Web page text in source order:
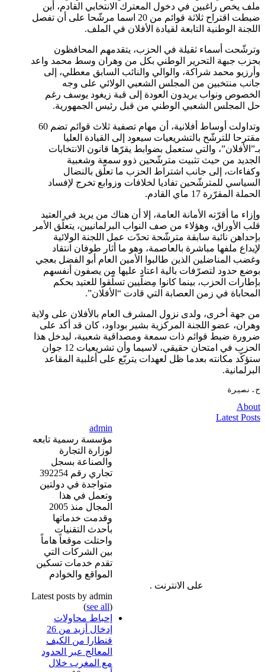
ملف يخص راغبين في دخول المعترك الانتخابي القادم، أين
ضبطت اقتراح ثلاثة قوائم من 20 اسما مرشّحا على أن تفصل
اللجنة الوطنية التابعة لقيادة الأفلان في الملف.
وترشّحت أسماء ثقيلة في الحزب، يتقدمهم المحافظون
بحزب جبهة التحرير الوطني بكل من وهران وسط محمد واعد
وأرزيو محمد شراكة، والوالي والنائب السابق معطلي، إلى
جانب منتخبين من المجلس الشعبي الولائي على وجه
الخصوص ونواب يريدون العودة إلى قبة زيغود يوسف رغم
حل المجلس الشعبي الوطني من قبل رئيس الجمهورية.
وتداولت أوساط أفلانية، أن مهام تصفية ثلاث قوائم تضم 60
مقترحا للترشّح بالتشريعيات سيعود إلى القيادة العليا
بـ”الأفلان”، والتي ستعمل بضوابط يقرّها قانون الانتخابات
الجديد من حيث تثبيت مترشّحين ذوو سمعة وشعبية
وكفاءات، إلى جانب اشتراط الحزب ما تعلّق بالنضال
السياسي للمترشّحين تفاديا لخلافات وزوابع تخرج لإفساد
الحملة المقرّرة 17 ماي القادم.
وإزاء ما أقرّته الأمانة العامة، إلا أن هناك من يريد في العتيد
قلب الأوراق، وهؤلاء من صف النواب البرلمانيين، يتعلّق الأمر
بإحداهن نائبة سابقة مترشّحة تحدّت عمل اللجنة الولائية
لإيداع ملفها مباشرة بالعاصمة، وهو ما أثار طوفان انتقاد
وغضب المناضلين الذين طالبوا الأمين العام أبو الفضل بعجي
بوضع حدود لتصرّفات بالية اعتاد عليها من يصفون أنفسهم
بإطارات الحزب، بينما كانوا مِضلّيين تسلّقوا للعتيد بحكم
المحاباة في زمن العصابة التي قادت “الأفلان”.
من جهة أخرى، ولدى نزول المشرف العام بالأفلان على ولاية
وهران، عضو اللجنة المركزية بشير بوداود، كان قد أكد على
ضرورة ضبط قوائم ذات سمعة ومصداقية شعبية، ليدخل هذا
الحزب في امتحان حقيقي، لاسيما وأن تشريعيات 12 جوان
ستؤكّد مكانته بعدما ظل لعهدات يتربّع على أغلبية المقاعد
البرلمانية.
ح.نصيرة
About
Latest Posts
admin
مؤسسة رسمية تابعه
لوزارة التجارة
والصناعة بسجل
تجاري رقم 392254
متواجدة في دولتين
وتعمل في هذا
المجال منذ 2005
وقدمت خدماتها
بأحدث التقنيات
واحتلت موقعاً هاماً
بين الشركات التي
تقدم خدمات تسكين
المواقع والخوادم
على الانترنت .
Latest posts by admin
(see all)
إحباط محاولات
إدخال أزيد من 26
قنطارا من الكيف
المعالج عبر الحدود
مع المغرب خلال